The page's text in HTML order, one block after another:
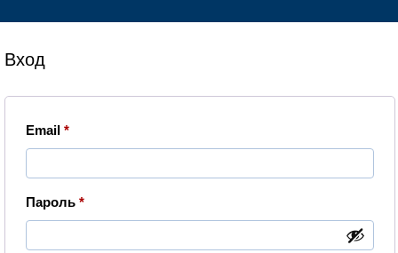
Вход
Email *Обязательно
Пароль *Обязательно